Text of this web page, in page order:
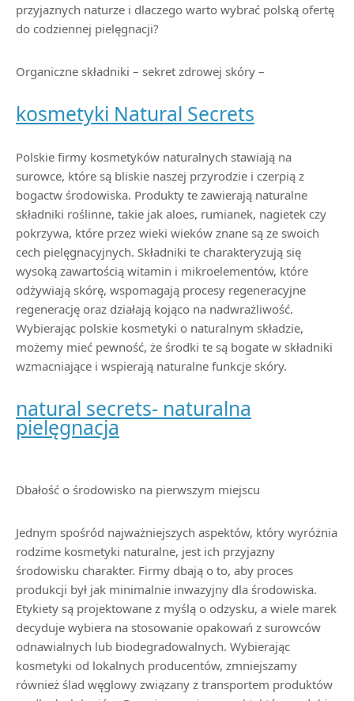
przyjaznych naturze i dlaczego warto wybrać polską ofertę
do codziennej pielęgnacji?
Organiczne składniki – sekret zdrowej skóry –
kosmetyki Natural Secrets
Polskie firmy kosmetyków naturalnych stawiają na
surowce, które są bliskie naszej przyrodzie i czerpią z
bogactw środowiska. Produkty te zawierają naturalne
składniki roślinne, takie jak aloes, rumianek, nagietek czy
pokrzywa, które przez wieki wieków znane są ze swoich
cech pielęgnacyjnych. Składniki te charakteryzują się
wysoką zawartością witamin i mikroelementów, które
odżywiają skórę, wspomagają procesy regeneracyjne
regenerację oraz działają kojąco na nadwrażliwość.
Wybierając polskie kosmetyki o naturalnym składzie,
możemy mieć pewność, że środki te są bogate w składniki
wzmacniające i wspierają naturalne funkcje skóry.
natural secrets- naturalna
pielęgnacja
Dbałość o środowisko na pierwszym miejscu
Jednym spośród najważniejszych aspektów, który wyróżnia
rodzime kosmetyki naturalne, jest ich przyjazny
środowisku charakter. Firmy dbają o to, aby proces
produkcji był jak minimalnie inwazyjny dla środowiska.
Etykiety są projektowane z myślą o odzysku, a wiele marek
decyduje wybiera na stosowanie opakowań z surowców
odnawialnych lub biodegradowalnych. Wybierając
kosmetyki od lokalnych producentów, zmniejszamy
również ślad węglowy związany z transportem produktów